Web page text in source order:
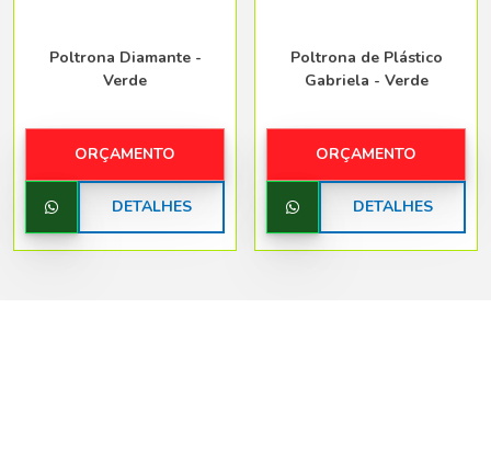
Poltrona Diamante -
Verde
ORÇAMENTO
DETALHES
Poltrona de Plástico
Gabriela - Verde
ORÇAMENTO
DETALHES